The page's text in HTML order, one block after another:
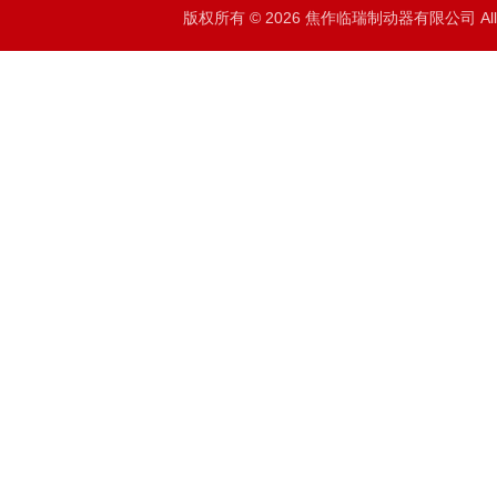
版权所有 © 2026 焦作临瑞制动器有限公